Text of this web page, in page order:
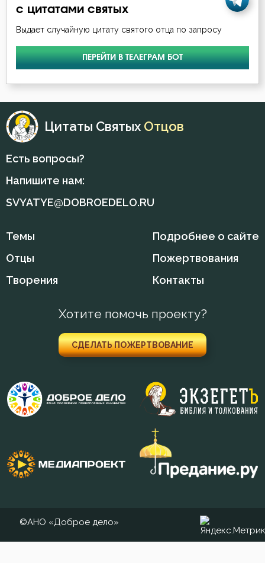
с цитатами святых
Выдает случайную цитату святого отца по запросу
ПЕРЕЙТИ В ТЕЛЕГРАМ БОТ
Цитаты Святых Отцов
Есть вопросы?
Напишите нам:
SVYATYE@DOBROEDELO.RU
Темы
Отцы
Творения
Подробнее о сайте
Пожертвования
Контакты
Хотите помочь проекту?
СДЕЛАТЬ ПОЖЕРТВОВАНИЕ
©АНО «Доброе дело»